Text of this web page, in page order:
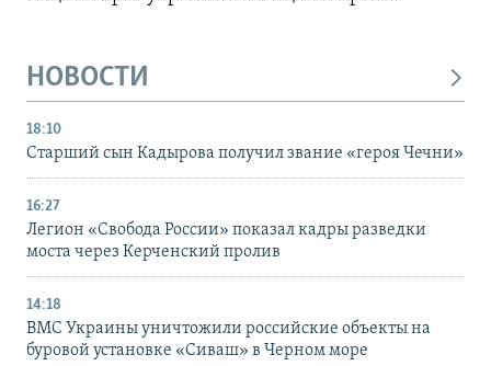
НОВОСТИ
18:10
Старший сын Кадырова получил звание «героя Чечни»
16:27
Легион «Свобода России» показал кадры разведки
моста через Керченский пролив
14:18
ВМС Украины уничтожили российские объекты на
буровой установке «Сиваш» в Черном море